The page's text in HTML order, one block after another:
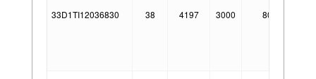
33D1TI12036830 38 4197 3000 80°